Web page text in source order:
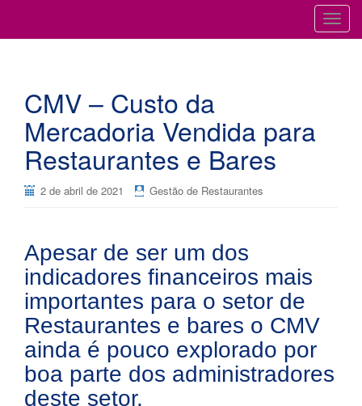
T
o
CMV – Custo da
Mercadoria Vendida para
Restaurantes e Bares
2 de abril de 2021 Gestão de Restaurantes
Apesar de ser um dos
indicadores financeiros mais
importantes para o setor de
Restaurantes e bares o CMV
ainda é pouco explorado por
boa parte dos administradores
deste setor.